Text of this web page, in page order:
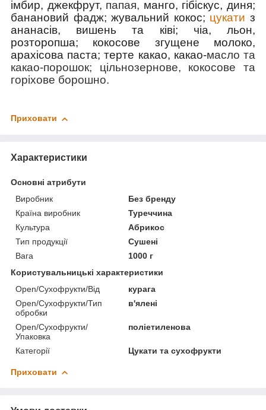
імбир, джекфрут, папая, манго, гібіскус, диня;
банановий фадж; жувальний кокос; цукати з
ананасів, вишень та ківі; чіа, льон,
розторопша; кокосове згущене молоко,
арахісова паста; терте какао, какао-масло та
какао-порошок; цільнозернове, кокосове та
горіхове борошно.
Приховати
Характеристики
Основні атрибути
Виробник
Без бренду
Країна виробник
Туреччина
Культура
Абрикос
Тип продукції
Сушені
Вага
1000 г
Користувальницькі характеристики
Open/Сухофрукти/Від
курага
Open/Сухофрукти/Тип
обробки
в'ялені
Open/Сухофрукти/
Упаковка
поліетиленова
Категорії Цукати та сухофрукти
Приховати